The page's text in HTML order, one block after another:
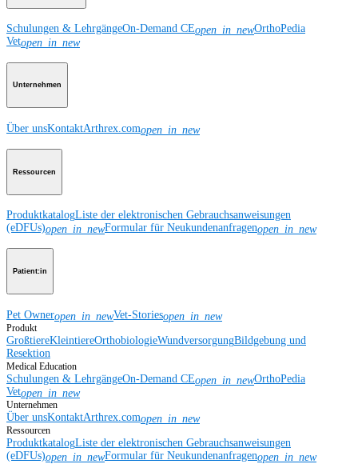
Schulungen & LehrgängeOn-Demand CEopen_in_newOrthoPedia
Vetopen_in_new
Unternehmen
Über unsKontaktArthrex.comopen_in_new
Ressourcen
ProduktkatalogListe der elektronischen Gebrauchsanweisungen
(eDFUs)open_in_newFormular für Neukundenanfragenopen_in_new
Patient:in
Pet Owneropen_in_newVet-Storiesopen_in_new
Produkt
GroßtiereKleintiereOrthobiologieWundversorgungBildgebung und
Resektion
Medical Education
Schulungen & LehrgängeOn-Demand CEopen_in_newOrthoPedia
Vetopen_in_new
Unternehmen
Über unsKontaktArthrex.comopen_in_new
Ressourcen
ProduktkatalogListe der elektronischen Gebrauchsanweisungen
(eDFUs)open_in_newFormular für Neukundenanfragenopen_in_new